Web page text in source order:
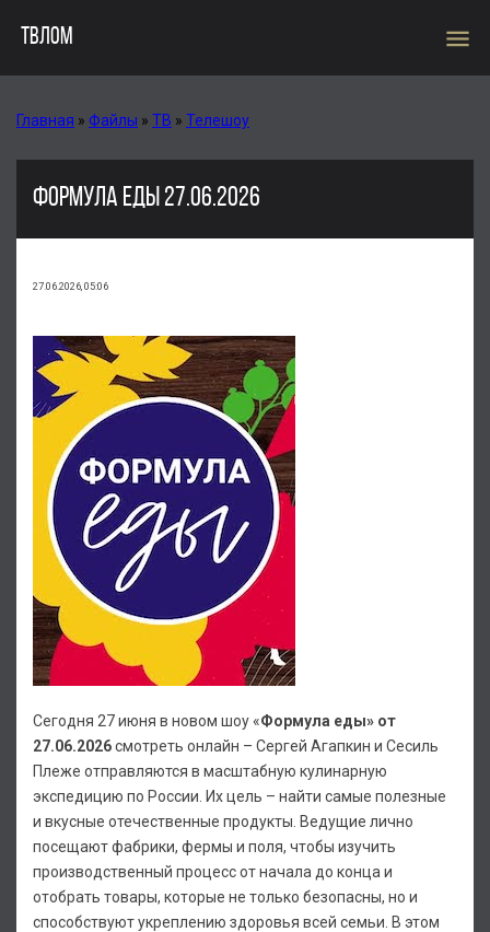
ТВЛОМ menu
Главная » Файлы » ТВ » Телешоу
ФОРМУЛА ЕДЫ 27.06.2026
27.06.2026, 05:06
Сегодня 27 июня в новом шоу «Формула еды» от
27.06.2026смотреть онлайн – Сергей Агапкин и Сесиль
Плеже отправляются в масштабную кулинарную
экспедицию по России. Их цель – найти самые полезные
и вкусные отечественные продукты. Ведущие лично
посещают фабрики, фермы и поля, чтобы изучить
производственный процесс от начала до конца и
отобрать товары, которые не только безопасны, но и
способствуют укреплению здоровья всей семьи. В этом